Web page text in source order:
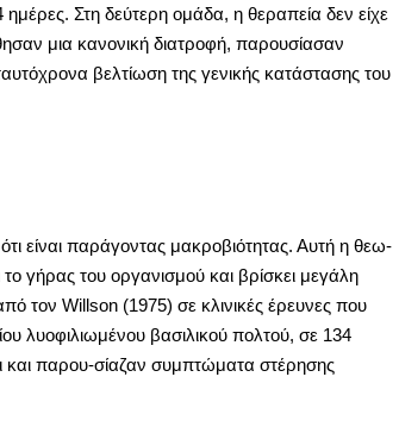
Στη δεύτερη ομάδα, η θεραπεία δεν είχε
μια κανονική διατροφή, παρουσίασαν
βελτίωση της γενικής κατάστασης του
είναι παράγοντας μακροβιότητας. Αυτή η θεω-
γήρας του οργανισμού και βρίσκει μεγάλη
τον Willson (1975) σε κλινικές έρευνες που
λυοφιλιωμένου βασιλικού πολτού, σε 134
και παρου-σίαζαν συμπτώματα στέρησης